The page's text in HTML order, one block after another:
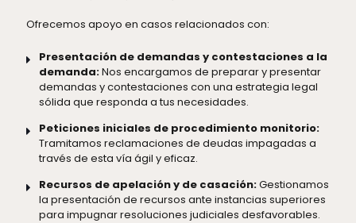
Ofrecemos apoyo en casos relacionados con:
Presentación de demandas y contestaciones a la
demanda:Nos encargamos de preparar y presentar
demandas y contestaciones con una estrategia legal
sólida que responda a tus necesidades.
Peticiones iniciales de procedimiento monitorio:
Tramitamos reclamaciones de deudas impagadas a
través de esta vía ágil y eficaz.
Recursos de apelación y de casación:Gestionamos
la presentación de recursos ante instancias superiores
para impugnar resoluciones judiciales desfavorables.